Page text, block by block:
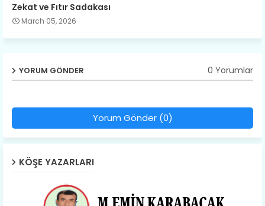
Zekat ve Fıtır Sadakası
March 05, 2026
YORUM GÖNDER 0 Yorumlar
Yorum Gönder (0)
KÖŞE YAZARLARI